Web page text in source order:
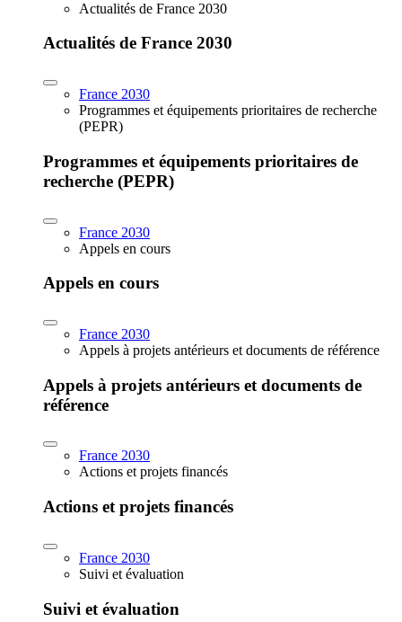
Actualités de France 2030
Actualités de France 2030
France 2030
Programmes et équipements prioritaires de recherche
(PEPR)
Programmes et équipements prioritaires de
recherche (PEPR)
France 2030
Appels en cours
Appels en cours
France 2030
Appels à projets antérieurs et documents de référence
Appels à projets antérieurs et documents de
référence
France 2030
Actions et projets financés
Actions et projets financés
France 2030
Suivi et évaluation
Suivi et évaluation